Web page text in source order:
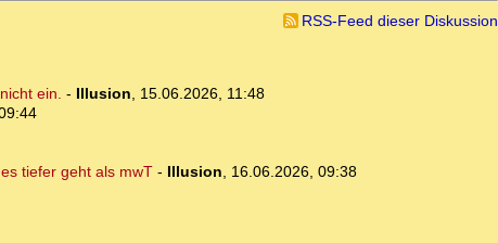
RSS-Feed dieser Diskussion
ein. - Illusion, 15.06.2026, 11:48
tiefer geht als mwT- Illusion, 16.06.2026, 09:38